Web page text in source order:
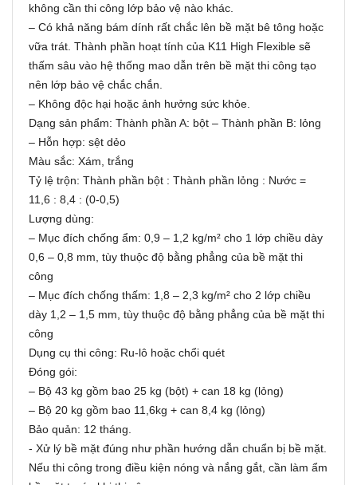
không cần thi công lớp bảo vệ nào khác.
– Có khả năng bám dính rất chắc lên bề mặt bê tông hoặc
vữa trát. Thành phần hoạt tính của K11 High Flexible sẽ
thấm sâu vào hệ thống mao dẫn trên bề mặt thi công tạo
nên lớp bảo vệ chắc chắn.
– Không độc hại hoặc ảnh hưởng sức khỏe.
Dạng sản phẩm: Thành phần A: bột – Thành phần B: lỏng
– Hỗn hợp: sệt dẻo
Màu sắc: Xám, trắng
Tỷ lệ trộn: Thành phần bột : Thành phần lỏng : Nước =
11,6 : 8,4 : (0-0,5)
Lượng dùng:
– Mục đích chống ẩm: 0,9 – 1,2 kg/m² cho 1 lớp chiều dày
0,6 – 0,8 mm, tùy thuộc độ bằng phẳng của bề mặt thi
công
– Mục đích chống thấm: 1,8 – 2,3 kg/m² cho 2 lớp chiều
dày 1,2 – 1,5 mm, tùy thuộc độ bằng phẳng của bề mặt thi
công
Dụng cụ thi công: Ru-lô hoặc chổi quét
Đóng gói:
– Bộ 43 kg gồm bao 25 kg (bột) + can 18 kg (lỏng)
– Bộ 20 kg gồm bao 11,6kg + can 8,4 kg (lỏng)
Bảo quản: 12 tháng.
- Xử lý bề mặt đúng như phần hướng dẫn chuẩn bị bề mặt.
Nếu thi công trong điều kiện nóng và nắng gắt, cần làm ẩm